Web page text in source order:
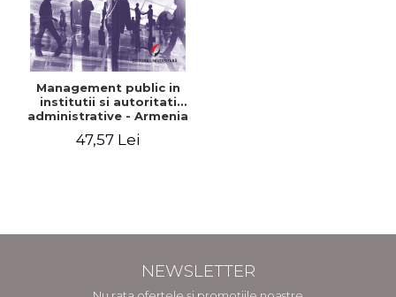
Management public in
institutii si autoritati
administrative - Armenia
Androniceanu
47,57 Lei
NEWSLETTER